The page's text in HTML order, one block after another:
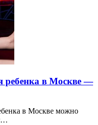
ребенка в Москве —
в Москве можно